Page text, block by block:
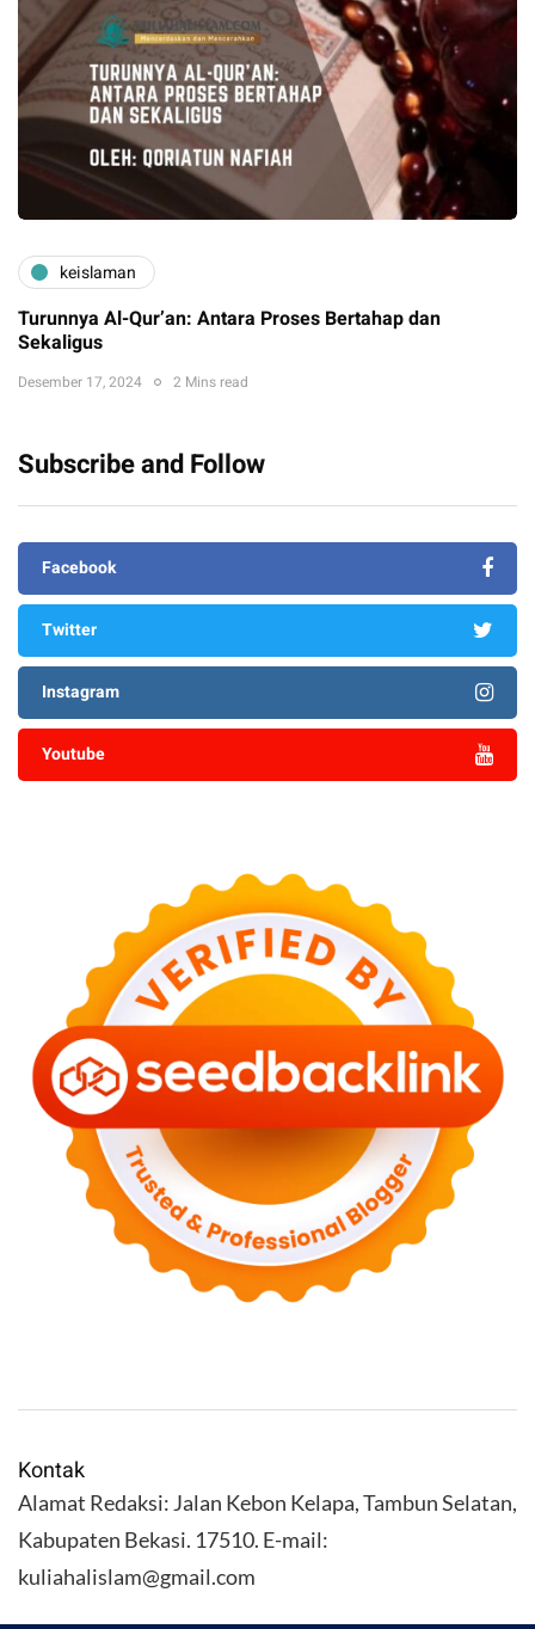
keislaman
Turunnya Al-Qur’an: Antara Proses Bertahap dan
Sekaligus
Desember 17, 2024 2 Mins read
Subscribe and Follow
Facebook
Twitter
Instagram
Youtube
Kontak
Alamat Redaksi: Jalan Kebon Kelapa, Tambun Selatan,
Kabupaten Bekasi. 17510. E-mail:
kuliahalislam@gmail.com